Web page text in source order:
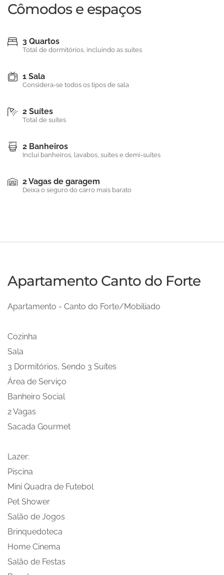
Cômodos e espaços
3 Quartos
Total de dormitórios, incluindo as suítes
1 Sala
Considera-se todos os tipos de sala
2 Suítes
Total de suítes
2 Banheiros
Inclui banheiros, lavabos, suítes e demi-suítes
2 Vagas de garagem
Deixa o seguro do carro mais barato
Apartamento Canto do Forte
Apartamento - Canto do Forte/Mobiliado
Cozinha
Sala
3 Dormitórios, Sendo 3 Suítes
Área de Serviço
Banheiro Social
2 Vagas
Sacada Gourmet
Lazer:
Piscina
Mini Quadra de Futebol
Pet Shower
Salão de Jogos
Brinquedoteca
Home Cinema
Salão de Festas